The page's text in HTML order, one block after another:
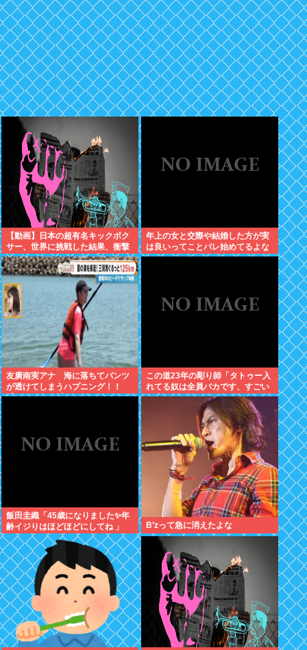
【動画】日本の超有名キックボク
サー、世界に挑戦した結果、衝撃
的KO負けしてしまう。【格闘技】
年上の女と交際や結婚した方が実
は良いってことバレ始めてるよな
友廣南実アナ 海に落ちてパンツ
が透けてしまうハプニング！！
【GIF動画あり】
この道23年の彫り師「タトゥー入
れてる奴は全員バカです、すごい
民度低い」
飯田圭織「45歳になりました✨年
齢イジりはほどほどにしてね 」
B’zって急に消えたよな